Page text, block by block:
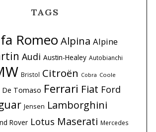
TAGS
Romeo Alpina Alpine
Audi Austin-Healey Autobianchi
Bristol Citroën Cobra Coole
De Tomaso Ferrari Fiat Ford
Jensen Lamborghini
Rover Lotus Maserati Mercedes